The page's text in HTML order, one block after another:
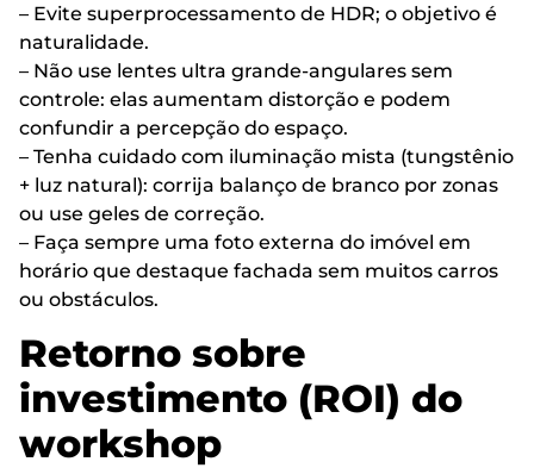
– Evite superprocessamento de HDR; o objetivo é
naturalidade.
– Não use lentes ultra grande-angulares sem
controle: elas aumentam distorção e podem
confundir a percepção do espaço.
– Tenha cuidado com iluminação mista (tungstênio
+ luz natural): corrija balanço de branco por zonas
ou use geles de correção.
– Faça sempre uma foto externa do imóvel em
horário que destaque fachada sem muitos carros
ou obstáculos.
Retorno sobre
investimento (ROI) do
workshop